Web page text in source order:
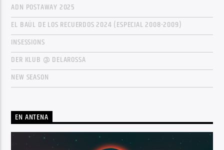
ADN POSTAWAY 2025
EL BAÚL DE LOS RECUERDOS 2024 (ESPECIAL 2008-2009)
INSESSIONS
DER KLUB @ DELAROSSA
NEW SEASON
EN ANTENA